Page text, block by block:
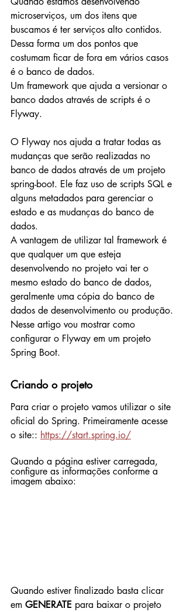
microserviços, um dos itens que
buscamos é ter serviços alto contidos.
Dessa forma um dos pontos que
costumam ficar de fora em vários casos
é o banco de dados.
Um framework que ajuda a versionar o
banco dados através de scripts é o
Flyway.
O Flyway nos ajuda a tratar todas as
mudanças que serão realizadas no
banco de dados através de um projeto
spring-boot. Ele faz uso de scripts SQL e
alguns metadados para gerenciar o
estado e as mudanças do banco de
dados.
A vantagem de utilizar tal framework é
que qualquer um que esteja
desenvolvendo no projeto vai ter o
mesmo estado do banco de dados,
geralmente uma cópia do banco de
dados de desenvolvimento ou produção.
Nesse artigo vou mostrar como
configurar o Flyway em um projeto
Spring Boot.
Criando o projeto
Para criar o projeto vamos utilizar o site
oficial do Spring. Primeiramente acesse
o site:: https://start.spring.io/
Quando a página estiver carregada,
configure as informações conforme a
imagem abaixo:
Quando estiver finalizado basta clicar
em GENERATE para baixar o projeto